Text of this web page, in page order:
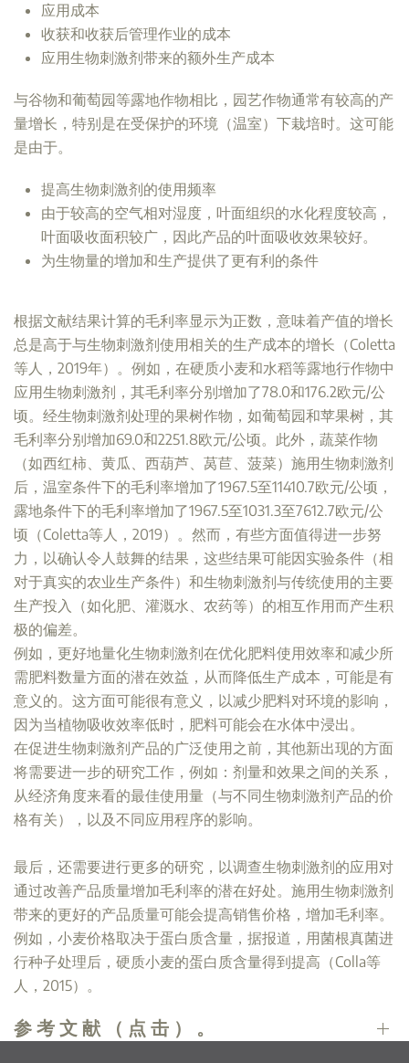
应用成本
收获和收获后管理作业的成本
应用生物刺激剂带来的额外生产成本
与谷物和葡萄园等露地作物相比，园艺作物通常有较高的产
量增长，特别是在受保护的环境（温室）下栽培时。这可能
是由于。
提高生物刺激剂的使用频率
由于较高的空气相对湿度，叶面组织的水化程度较高，
叶面吸收面积较广，因此产品的叶面吸收效果较好。
为生物量的增加和生产提供了更有利的条件
根据文献结果计算的毛利率显示为正数，意味着产值的增长
总是高于与生物刺激剂使用相关的生产成本的增长（Coletta
等人，2019年）。例如，在硬质小麦和水稻等露地行作物中
应用生物刺激剂，其毛利率分别增加了78.0和176.2欧元/公
顷。经生物刺激剂处理的果树作物，如葡萄园和苹果树，其
毛利率分别增加69.0和2251.8欧元/公顷。此外，蔬菜作物
（如西红柿、黄瓜、西葫芦、莴苣、菠菜）施用生物刺激剂
后，温室条件下的毛利率增加了1967.5至11410.7欧元/公顷，
露地条件下的毛利率增加了1967.5至1031.3至7612.7欧元/公
顷（Coletta等人，2019）。然而，有些方面值得进一步努
力，以确认令人鼓舞的结果，这些结果可能因实验条件（相
对于真实的农业生产条件）和生物刺激剂与传统使用的主要
生产投入（如化肥、灌溉水、农药等）的相互作用而产生积
极的偏差。
例如，更好地量化生物刺激剂在优化肥料使用效率和减少所
需肥料数量方面的潜在效益，从而降低生产成本，可能是有
意义的。这方面可能很有意义，以减少肥料对环境的影响，
因为当植物吸收效率低时，肥料可能会在水体中浸出。
在促进生物刺激剂产品的广泛使用之前，其他新出现的方面
将需要进一步的研究工作，例如：剂量和效果之间的关系，
从经济角度来看的最佳使用量（与不同生物刺激剂产品的价
格有关），以及不同应用程序的影响。
最后，还需要进行更多的研究，以调查生物刺激剂的应用对
通过改善产品质量增加毛利率的潜在好处。施用生物刺激剂
带来的更好的产品质量可能会提高销售价格，增加毛利率。
例如，小麦价格取决于蛋白质含量，据报道，用菌根真菌进
行种子处理后，硬质小麦的蛋白质含量得到提高（Colla等
人，2015）。
参考文献（点击）。